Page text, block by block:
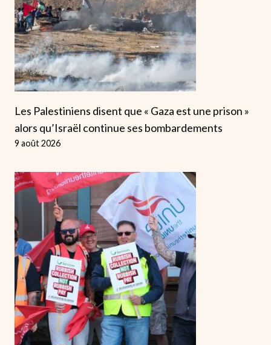
Les Palestiniens disent que « Gaza est une prison »
alors qu’Israël continue ses bombardements
9 août 2026